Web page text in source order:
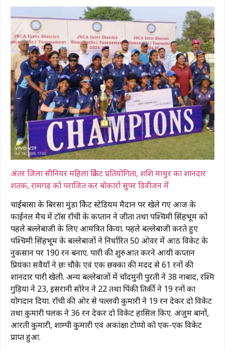
अंतर जिला सीनियर महिला क्रिकेट प्रतियोगिता, शशि माथुर का शानदार
शतक, रामगढ़ को पराजित कर बोकारो सुपर डिवीजन में
चाईबासा के बिरसा मुंडा क्रिकेट स्टेडियम मैदान पर खेले गए आज के
फाईनल मैच में टॉस राँची के कप्तान ने जीता तथा पश्चिमी सिंहभूम को
पहले बल्लेबाजी के लिए आमंत्रित किया. पहले बल्लेबाजी करते हुए
पश्चिमी सिंहभूम के बल्लेबाजों ने निर्धारित 50 ओवर में आठ विकेट के
नुकसान पर 190 रन बनाए. पारी की शुरुआत करने आयी कप्तान
प्रियंका सवैयाँ ने छः चौके एवं एक छक्का की मदद से 61 रनों की
शानदार पारी खेली. अन्य बल्लेबाजों में चाँदमुनी पुरती ने 38 नाबाद, रश्मि
गुड़िया ने 23, इसरानी सोरेन ने 22 तथा पिंकी तिर्की ने 19 रनों का
योगदान दिया. राँची की ओर से पल्लवी कुमारी ने 19 रन देकर दो विकेट
तथा कुमारी पलक ने 36 रन देकर दो विकेट हासिल किए. अंजुम बानों,
आरती कुमारी, शाम्पी कुमारी एवं अकांक्षा टोप्पो को एक-एक विकेट
प्राप्त हुआ.